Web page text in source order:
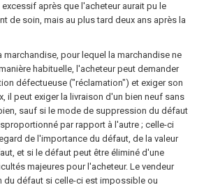
après que l'acheteur aurait pu le
de soin, mais au plus tard deux ans après la
marchandise, pour lequel la marchandise ne
habituelle, l'acheteur peut demander
défectueuse ("réclamation") et exiger son
il peut exiger la livraison d'un bien neuf sans
sauf si le mode de suppression du défaut
par rapport à l'autre ; celle-ci
de l'importance du défaut, de la valeur
et si le défaut peut être éliminé d'une
majeures pour l'acheteur. Le vendeur
du défaut si celle-ci est impossible ou